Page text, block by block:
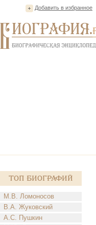
Добавить в избранное
Топ Биографий
М.В. Ломоносов
В.А. Жуковский
А.С. Пушкин